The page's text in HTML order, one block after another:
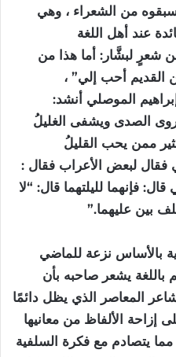
سبقوه من الشعراء ، وهي
عند أهل اللغة
شعرٍ لبشَّار: أما هذا من
القديم أحب إلي” ،
الموصلي أنشد:
الصدى ويشفى الغليلُ
ممن يحب القليلُ
فقال لبعض الأعراب فقال :
فإنهما لليلتهما قال: “لا
بين عليهما.”
بالأساس نزعة للماضي
باللغة يشعر صاحبه بأن
المعاصر الذي يظل دائمًا
إزاحة الألفاظ من معانيها
مما يتصادم مع فكرة السلفية